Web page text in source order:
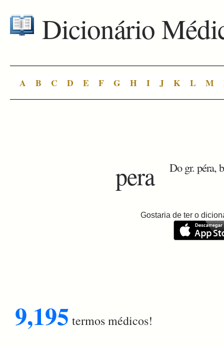
Dicionário
A B C D E F G H I J K L M
pera Do gr. péra,
Gostaria de ter o
9,195 termos médicos!